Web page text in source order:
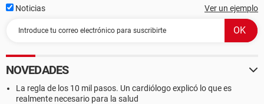
Noticias Ver un ejemplo
NOVEDADES
La regla de los 10 mil pasos. Un cardiólogo explicó lo que es
realmente necesario para la salud